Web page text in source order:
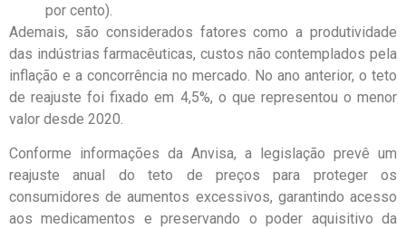
por cento).
Ademais, são considerados fatores como a produtividade
das indústrias farmacêuticas, custos não contemplados pela
inflação e a concorrência no mercado. No ano anterior, o teto
de reajuste foi fixado em 4,5%, o que representou o menor
valor desde 2020.
Conforme informações da Anvisa, a legislação prevê um
reajuste anual do teto de preços para proteger os
consumidores de aumentos excessivos, garantindo acesso
aos medicamentos e preservando o poder aquisitivo da